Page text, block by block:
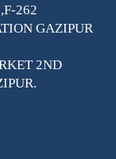
262
GAZIPUR
2ND